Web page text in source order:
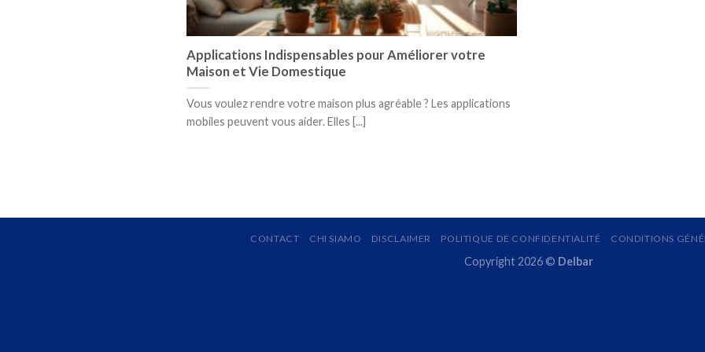
Applications Indispensables pour Améliorer votre
Maison et Vie Domestique
Vous voulez rendre votre maison plus agréable ? Les applications
mobiles peuvent vous aider. Elles [...]
CONTACT CHI SIAMO DISCLAIMER POLITIQUE DE CONFIDENTIALITÉ CONDITIONS
Copyright 2026 © Delbar